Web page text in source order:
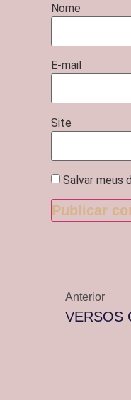
Nome
E-mail
Site
Salvar meus
Anterior
VERSOS